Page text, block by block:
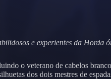
e experientes da Horda
o veterano de cabelos
dos dois mestres de